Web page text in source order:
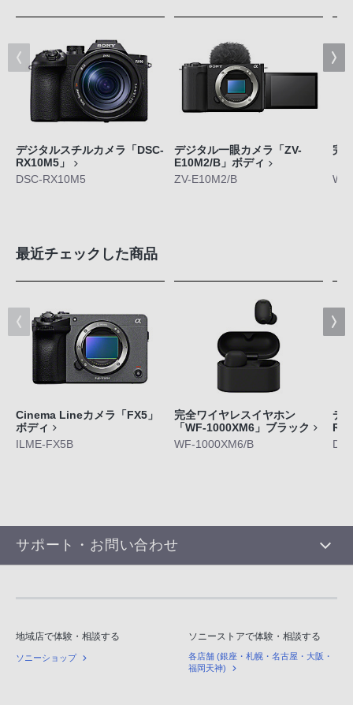
デジタルスチルカメラ「DSC-
RX10M5」
DSC-RX10M5
デジタル一眼カメラ「ZV-
E10M2/B」ボディ
ZV-E10M2/B
完
最近チェックした商品
Cinema Lineカメラ「FX5」
ボディ
ILME-FX5B
完全ワイヤレスイヤホン
「WF-1000XM6」ブラック
WF-1000XM6/B
デ
サポート・お問い合わせ
地域店で体験・相談する
ソニーショップ
ソニーストアで体験・相談する
各店舗 (銀座・札幌・名古屋・大阪・
福岡天神)